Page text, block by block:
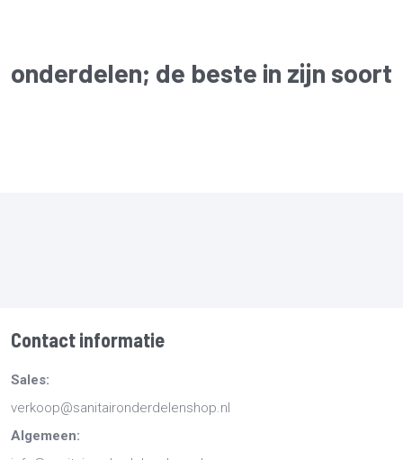
onderdelen; de beste in zijn soort
Contact informatie
Sales:
verkoop@sanitaironderdelenshop.nl
Algemeen: